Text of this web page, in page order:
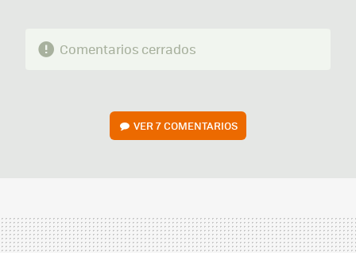
Comentarios cerrados
VER7 COMENTARIOS